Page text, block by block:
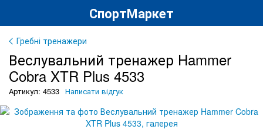
СпортМаркет
Гребні тренажери
Веслувальний тренажер Hammer
Cobra XTR Plus 4533
Артикул: 4533 Написати відгук